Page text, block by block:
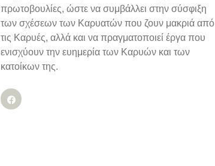
πρωτοβουλίες, ώστε να συμβάλλει στην σύσφιξη
των σχέσεων των Καρυατών που ζουν μακριά από
τις Καρυές, αλλά και να πραγματοποιεί έργα που
ενισχύουν την ευημερία των Καρυών και των
κατοίκων της.